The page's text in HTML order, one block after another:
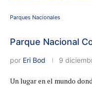
Parques Nacionales
Parque Nacional
por Eri Bod 9
Un lugar en el mundo